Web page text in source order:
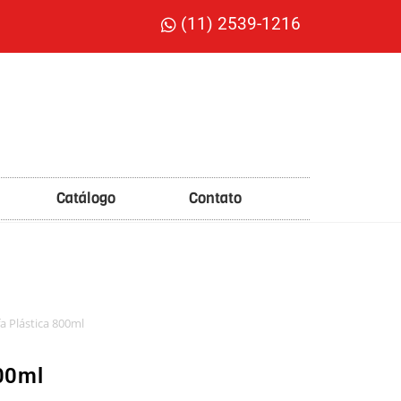
(11) 2539-1216
Catálogo Contato
Plástica 800ml